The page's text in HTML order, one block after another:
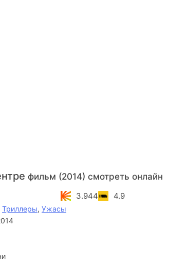
фильм (2014) смотреть онлайн
3.944 4.9
Триллеры, Ужасы